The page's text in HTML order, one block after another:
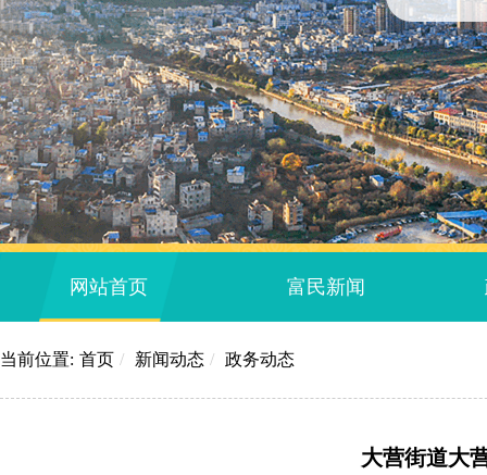
网站首页 富民新闻
当前位置: 首页 / 新闻动态 / 政务动态
大营街道大